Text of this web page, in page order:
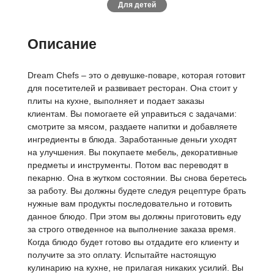
Для детей
Описание
Dream Chefs – это о девушке-поваре, которая готовит
для посетителей и развивает ресторан. Она стоит у
плиты на кухне, выполняет и подает заказы
клиентам. Вы помогаете ей управиться с задачами:
смотрите за мясом, раздаете напитки и добавляете
ингредиенты в блюда. Заработанные деньги уходят
на улучшения. Вы покупаете мебель, декоративные
предметы и инструменты. Потом вас переводят в
пекарню. Она в жутком состоянии. Вы снова беретесь
за работу. Вы должны будете следуя рецептуре брать
нужные вам продукты последовательно и готовить
данное блюдо. При этом вы должны приготовить еду
за строго отведенное на выполнение заказа время.
Когда блюдо будет готово вы отдадите его клиенту и
получите за это оплату. Испытайте настоящую
кулинарию на кухне, не прилагая никаких усилий. Вы